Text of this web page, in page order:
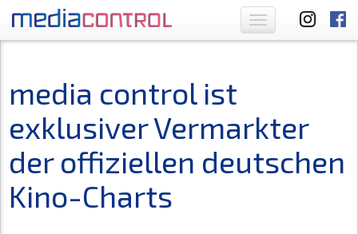
Toggle
navigation
media control ist
exklusiver Vermarkter
der offiziellen deutschen
Kino-Charts